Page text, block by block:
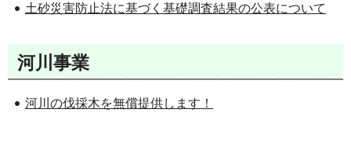
土砂災害防止法に基づく基礎調査結果の公表について
河川事業
河川の伐採木を無償提供します！